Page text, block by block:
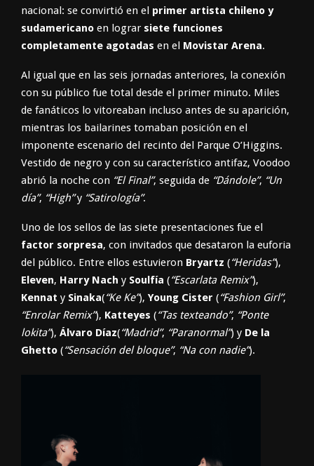
nacional: se convirtió en el primer artista chileno y
sudamericano en lograr siete funciones
completamente agotadas en el Movistar Arena.
Al igual que en las seis jornadas anteriores, la conexión
con su público fue total desde el primer minuto. Miles
de fanáticos lo vitoreaban incluso antes de su aparición,
mientras los bailarines tomaban posición en el
imponente escenario del recinto del Parque O’Higgins.
Vestido de negro y con su característico antifaz, Voodoo
abrió la noche con “El Final”, seguida de “Dándole”, “Un
día”, “High”y “Satirología”.
Uno de los sellos de las siete presentaciones fue el
factor sorpresa, con invitados que desataron la euforia
del público. Entre ellos estuvieron Bryartz (“Heridas”),
Eleven, Harry Nach y Soulfía (“Escarlata Remix”),
Kennat y Sinaka(“Ke Ke”), Young Cister (“Fashion Girl”,
“Enrolar Remix”), Katteyes (“Tas texteando”, “Ponte
lokita”), Álvaro Díaz(“Madrid”, “Paranormal”) y De la
Ghetto (“Sensación del bloque”, “Na con nadie”).